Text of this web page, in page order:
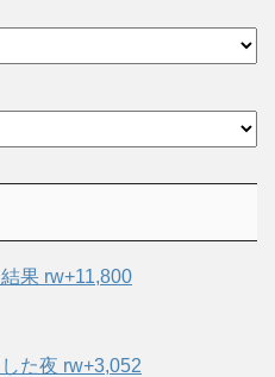
果 rw+11,800
た夜 rw+3,052